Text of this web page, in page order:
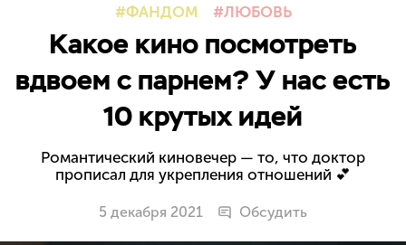
ФАНДОМ ЛЮБОВЬ
Какое кино посмотреть
вдвоем с парнем? У нас есть
10 крутых идей
Романтический киновечер — то, что доктор
прописал для укрепления отношений 💕
5 декабря 2021 Обсудить